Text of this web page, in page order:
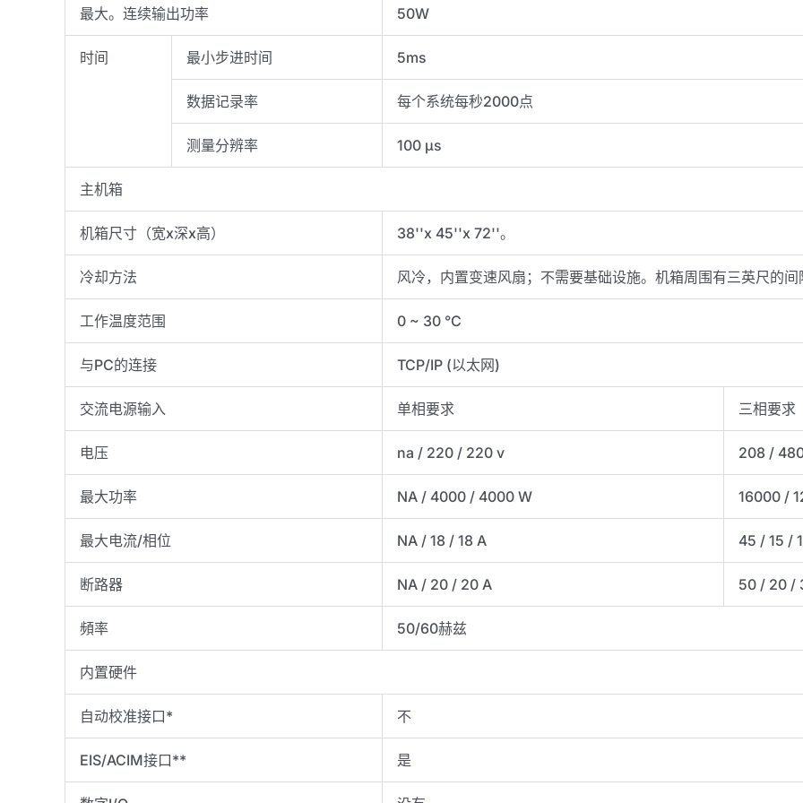
最大。连续输出功率 50W
时间 最小步进时间 5ms
数据记录率 每个系统每秒2000点
测量分辨率 100 μs
主机箱
机箱尺寸（宽x深x高） 38''x 45''x 72''。
冷却方法 风冷，内置变速风扇；不需要基础设施。机箱周围有三英尺的间
工作温度范围 0 ~ 30 °C
与PC的连接 TCP/IP (以太网)
交流电源输入 单相要求 三相要求
电压 na / 220 / 220 v 208 /
最大功率 NA / 4000 / 4000 W 16000 /
最大电流/相位 NA / 18 / 18 A 45 / 15 /
断路器 NA / 20 / 20 A 50 / 20 /
頻率 50/60赫兹
内置硬件
自动校准接口* 不
EIS/ACIM接口** 是